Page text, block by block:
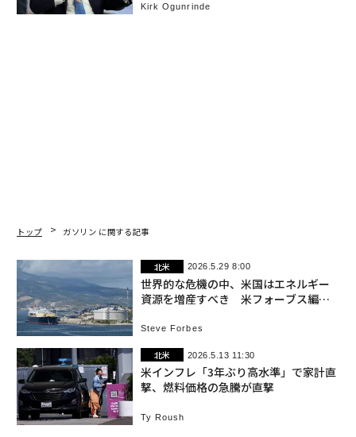
Kirk Ogunrinde
トップ ガソリン に関する記事
北米 2026.5.29 8:00
世界的な危機の中、米国はエネルギー
資源を増産すべき 米フォーブス編集
Steve Forbes
北米 2026.5.13 11:30
米インフレ「3年ぶり高水準」で家計直
撃、燃料価格の急騰が直撃
Ty Roush